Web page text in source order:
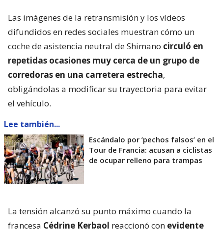
Las imágenes de la retransmisión y los vídeos
difundidos en redes sociales muestran cómo un
coche de asistencia neutral de Shimano circuló en
repetidas ocasiones muy cerca de un grupo de
corredoras en una carretera estrecha,
obligándolas a modificar su trayectoria para evitar
el vehículo.
Lee también...
Escándalo por ’pechos falsos’ en el
Tour de Francia: acusan a ciclistas
de ocupar relleno para trampas
La tensión alcanzó su punto máximo cuando la
francesa Cédrine Kerbaol reaccionó con evidente